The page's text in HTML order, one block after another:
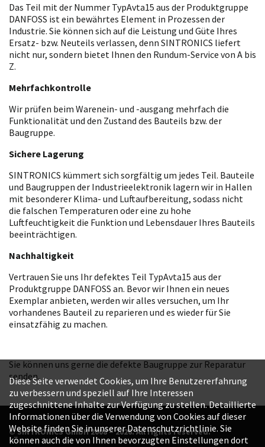
Das Teil mit der Nummer TypAvta15 aus der Produktgruppe
DANFOSS ist ein bewährtes Element in Prozessen der
Industrie. Sie können sich auf die Leistung und Güte Ihres
Ersatz- bzw. Neuteils verlassen, denn SINTRONICS liefert
nicht nur, sondern bietet Ihnen den Rundum-Service von A bis
Z.
Mehrfachkontrolle
Wir prüfen beim Warenein- und -ausgang mehrfach die
Funktionalität und den Zustand des Bauteils bzw. der
Baugruppe.
Sichere Lagerung
SINTRONICS kümmert sich sorgfältig um jedes Teil. Bauteile
und Baugruppen der Industrieelektronik lagern wir in Hallen
mit besonderer Klima- und Luftaufbereitung, sodass nicht
die falschen Temperaturen oder eine zu hohe
Luftfeuchtigkeit die Funktion und Lebensdauer Ihres Bauteils
beeinträchtigen.
Nachhaltigkeit
Vertrauen Sie uns Ihr defektes Teil TypAvta15 aus der
Produktgruppe DANFOSS an. Bevor wir Ihnen ein neues
Exemplar anbieten, werden wir alles versuchen, um Ihr
vorhandenes Bauteil zu reparieren und es wieder für Sie
einsatzfähig zu machen.
Sie können uns gerne die defekte Baugruppe zur Reparatur
senden.
© SINTRONICS GmbH 2008 – 2026. All rights reserved.
Diese Seite verwendet Cookies, um Ihre Benutzererfahrung
zu verbessern und speziell auf Ihre Interessen
zugeschnittene Inhalte zur Verfügung zu stellen. Detaillierte
Informationen über die Verwendung von Cookies auf dieser
Website finden Sie in unserer Datenschutzrichtlinie. Sie
können auch die von Ihnen bevorzugten Einstellungen dort